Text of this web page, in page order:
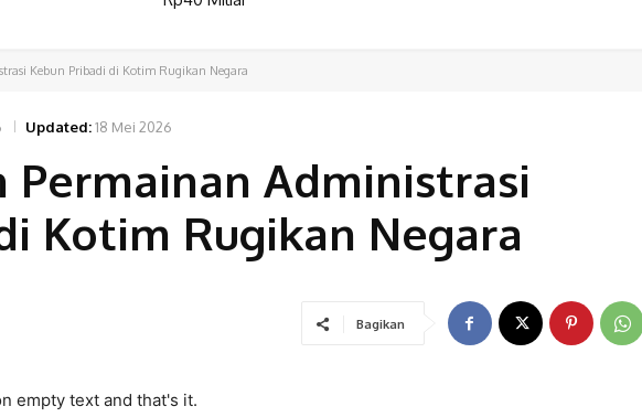
Kebun Pribadi di Kotim Rugikan Negara
Updated:18 Mei 2026
Permainan Administrasi
Kotim Rugikan Negara
Bagikan
empty text and that's it.